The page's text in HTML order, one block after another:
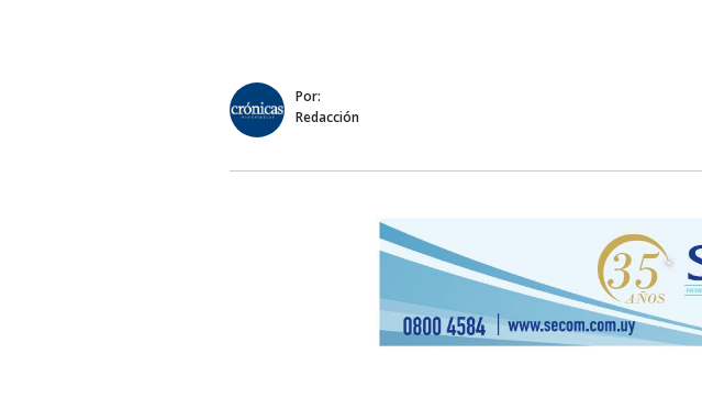
Por:
Redacción